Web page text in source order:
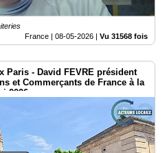
France | 08-05-2026 | Vu 31568 fois
Paris - David FEVRE président
et Commerçants de France à la
2026